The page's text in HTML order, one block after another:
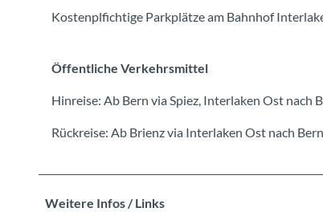
Kostenplfichtige Parkplätze am Bahnhof
Öffentliche Verkehrsmittel
Hinreise: Ab Bern via Spiez, Interlaken Ost nach
Rückreise: Ab Brienz via Interlaken Ost nach Bern
Weitere Infos / Links